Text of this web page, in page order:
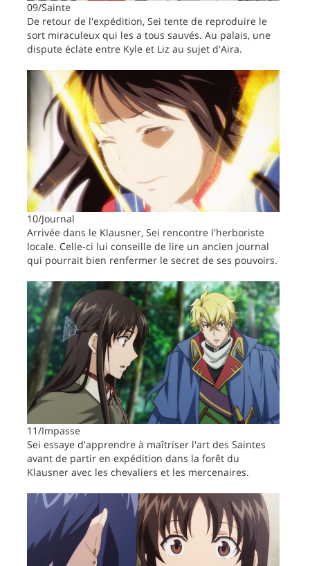
09/Sainte
De retour de l'expédition, Sei tente de reproduire le
sort miraculeux qui les a tous sauvés. Au palais, une
dispute éclate entre Kyle et Liz au sujet d'Aira.
10/Journal
Arrivée dans le Klausner, Sei rencontre l'herboriste
locale. Celle-ci lui conseille de lire un ancien journal
qui pourrait bien renfermer le secret de ses pouvoirs.
11/Impasse
Sei essaye d'apprendre à maîtriser l'art des Saintes
avant de partir en expédition dans la forêt du
Klausner avec les chevaliers et les mercenaires.